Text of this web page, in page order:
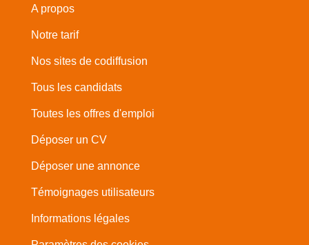
A propos
Notre tarif
Nos sites de codiffusion
Tous les candidats
Toutes les offres d'emploi
Déposer un CV
Déposer une annonce
Témoignages utilisateurs
Informations légales